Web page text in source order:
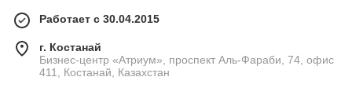
Работает с 30.04.2015
г. Костанай
Бизнес-центр «Атриум», проспект Аль-Фараби, 74, офис
411, Костанай, Казахстан